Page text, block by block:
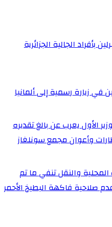
بأفراد الجالية الجزائرية
في زيارة رسمية إلى ألمانيا
الأول يعرب عن بالغ تقديره
وأعوان مجمع سونلغاز
المحلية والنقل تنفي ما تم
صلاحية فاكهة البطيخ الأحمر